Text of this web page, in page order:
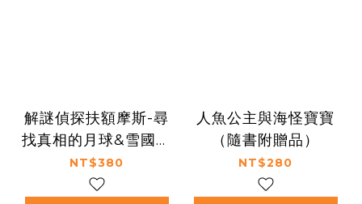
解謎偵探扶額摩斯-尋
找真相的月球&雪國大
研究
NT$380
人魚公主與海怪寶寶
（隨書附贈品）
NT$280